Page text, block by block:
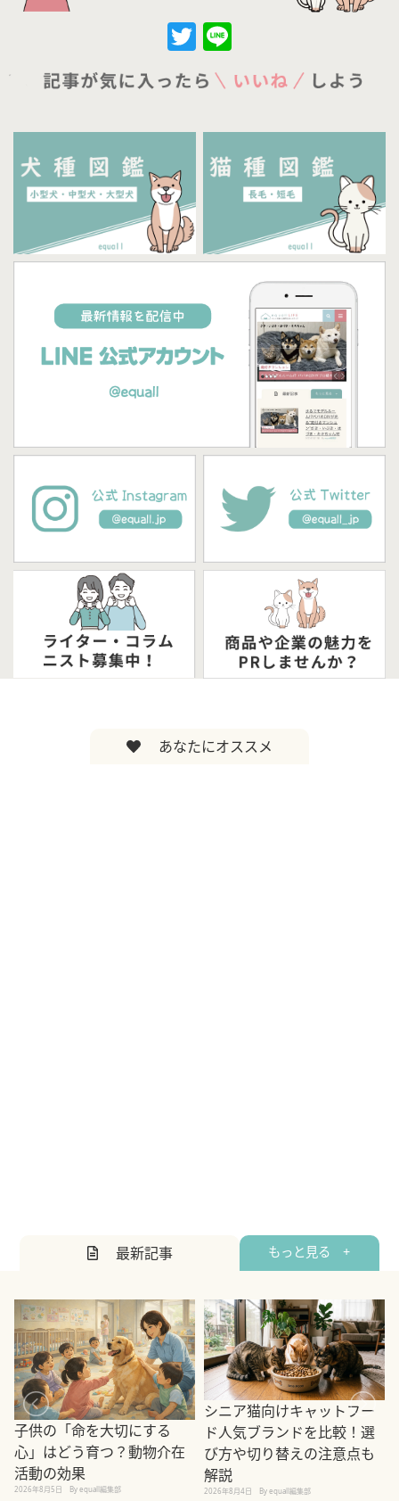
Twitter
あなたにオススメ
最新記事 もっと見る +
子供の「命を大切にする
心」はどう育つ？動物介在
活動の効果
2026年8月5日 By equall編集部
シニア猫向けキャットフー
ド人気ブランドを比較！選
び方や切り替えの注意点も
解説
2026年8月4日 By equall編集部